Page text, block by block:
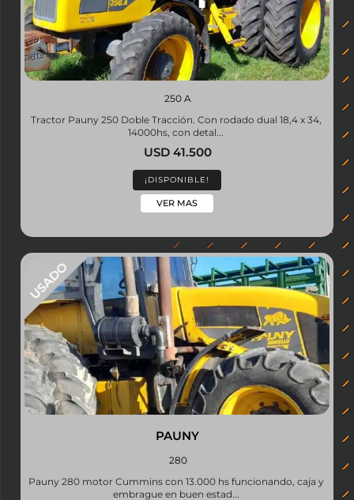
250 A
Tractor Pauny 250 Doble Tracción. Con rodado dual 18,4 x 34,
14000hs, con detal...
USD 41.500
¡DISPONIBLE!
VER MAS
PAUNY
280
Pauny 280 motor Cummins con 13.000 hs funcionando, caja y
embrague en buen estad...